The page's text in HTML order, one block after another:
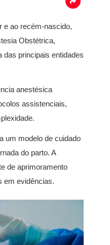
e ao recém-nascido,
Obstétrica,
das principais entidades
anestésica
assistenciais,
um modelo de cuidado
do parto. A
de aprimoramento
em evidências.